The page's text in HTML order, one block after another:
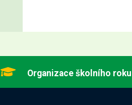
Organizace školního roku